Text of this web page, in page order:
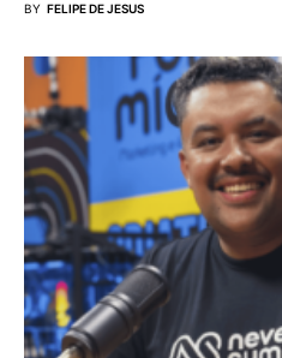
BY FELIPE DE JESUS